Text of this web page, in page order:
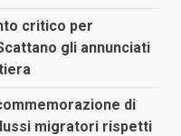
critico per
gli annunciati
di
migratori rispetti